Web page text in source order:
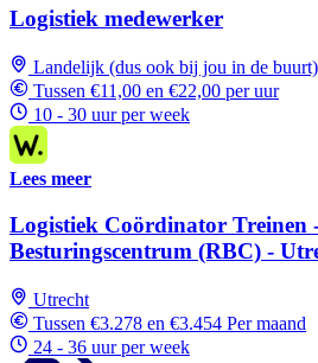
Logistiek medewerker
Landelijk (dus ook bij jou in de buurt)
Tussen €11,00 en €22,00 per uur
10 - 30 uur per week
Lees meer
Logistiek Coördinator Treinen
Besturingscentrum (RBC) -
Utrecht
Tussen €3.278 en €3.454 Per maand
24 - 36 uur per week